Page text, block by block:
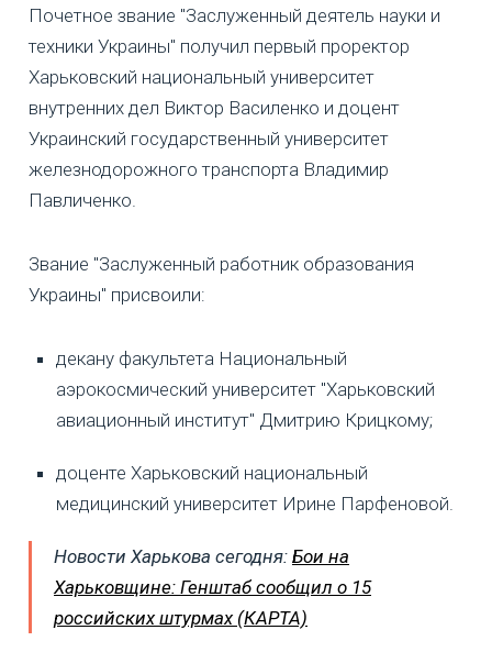
Почетное звание "Заслуженный деятель науки и
техники Украины" получил первый проректор
Харьковский национальный университет
внутренних дел Виктор Василенко и доцент
Украинский государственный университет
железнодорожного транспорта Владимир
Павличенко.
Звание "Заслуженный работник образования
Украины" присвоили:
декану факультета Национальный
аэрокосмический университет "Харьковский
авиационный институт" Дмитрию Крицкому;
доценте Харьковский национальный
медицинский университет Ирине Парфеновой.
Новости Харькова сегодня: Бои на
Харьковщине: Генштаб сообщил о 15
российских штурмах (КАРТА)